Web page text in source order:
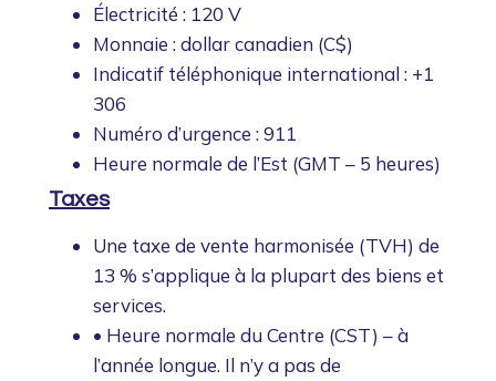
Électricité : 120 V
Monnaie : dollar canadien (C$)
Indicatif téléphonique international : +1
306
Numéro d’urgence : 911
Heure normale de l’Est (GMT – 5 heures)
Taxes
Une taxe de vente harmonisée (TVH) de
13 % s’applique à la plupart des biens et
services.
• Heure normale du Centre (CST) – à
l’année longue. Il n’y a pas de